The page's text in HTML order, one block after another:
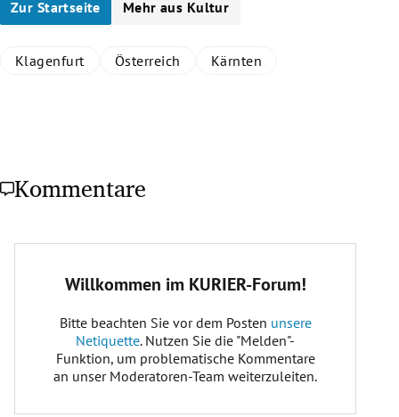
Zur Startseite Mehr aus Kultur
Klagenfurt Österreich Kärnten
Kommentare